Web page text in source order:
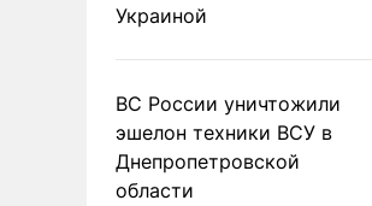
Украиной
ВС России уничтожили
эшелон техники ВСУ в
Днепропетровской
области